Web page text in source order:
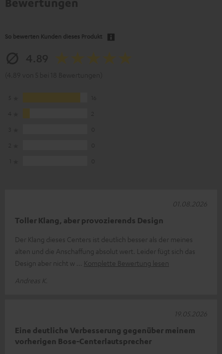
So bewerten Kunden dieses Produkt
Toller Klang, aber provozierends Design
Der Klang dieses Centers ist deutlich besser als der meines
alten und die Anschaffung absolut wert. Leider fügt sich das
Design aber nicht w
Komplette Bewertung lesen
Andreas K.
01.08.2026
Eine deutliche Verbesserung gegenüber meinem
vorherigen Bose-Centerlautsprecher
19.05.2026